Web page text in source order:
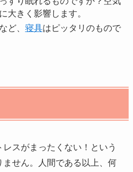
大きく影響します。
ど、 寝具はピッタリのもので
スがまったくない！という
せん。人間である以上、何